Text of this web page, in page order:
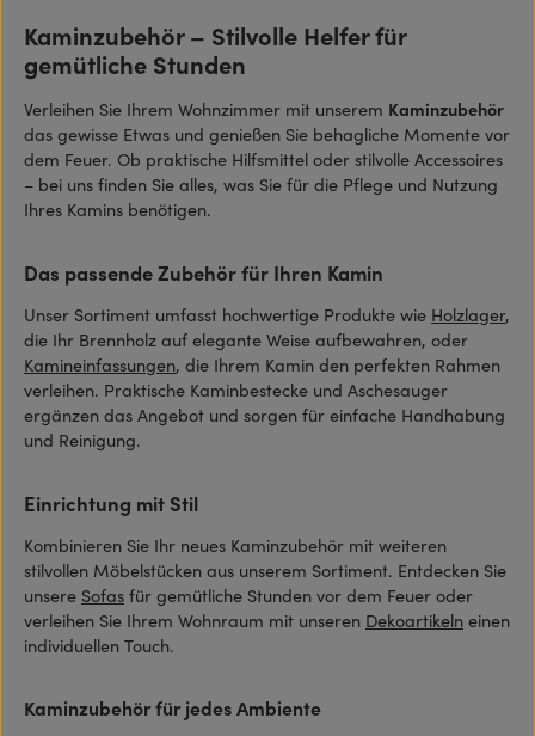
Kaminzubehör – Stilvolle Helfer für
gemütliche Stunden
Verleihen Sie Ihrem Wohnzimmer mit unserem Kaminzubehör
das gewisse Etwas und genießen Sie behagliche Momente vor
dem Feuer. Ob praktische Hilfsmittel oder stilvolle Accessoires
– bei uns finden Sie alles, was Sie für die Pflege und Nutzung
Ihres Kamins benötigen.
Das passende Zubehör für Ihren Kamin
Unser Sortiment umfasst hochwertige Produkte wie Holzlager,
die Ihr Brennholz auf elegante Weise aufbewahren, oder
Kamineinfassungen, die Ihrem Kamin den perfekten Rahmen
verleihen. Praktische Kaminbestecke und Aschesauger
ergänzen das Angebot und sorgen für einfache Handhabung
und Reinigung.
Einrichtung mit Stil
Kombinieren Sie Ihr neues Kaminzubehör mit weiteren
stilvollen Möbelstücken aus unserem Sortiment. Entdecken Sie
unsere Sofas für gemütliche Stunden vor dem Feuer oder
verleihen Sie Ihrem Wohnraum mit unseren Dekoartikeln einen
individuellen Touch.
Kaminzubehör für jedes Ambiente